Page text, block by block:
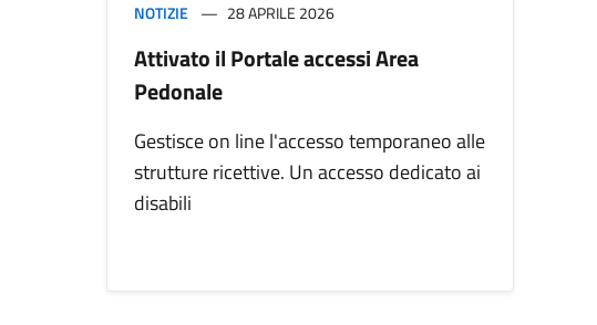
NOTIZIE 28 APRILE 2026
Attivato il Portale accessi Area
Pedonale
Gestisce on line l'accesso temporaneo alle
strutture ricettive. Un accesso dedicato ai
disabili